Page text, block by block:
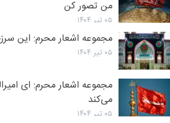
من تصور کن
۰۵ تیر ۱۴۰۴
مجموعه اشعار محرم: این
۰۵ تیر ۱۴۰۴
مجموعه اشعار محرم: ای
می‌‌کند
۰۵ تیر ۱۴۰۴